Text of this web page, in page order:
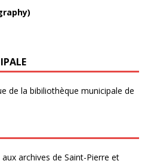
de la bibiliothèque municipale de
aux archives de Saint-Pierre et